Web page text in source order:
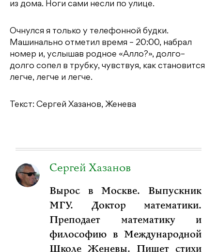
из дома. Ноги сами несли по улице.
Очнулся я только у телефонной будки.
Машинально отметил время – 20:00, набрал
номер и, услышав родное «Алло?», долго–
долго сопел в трубку, чувствуя, как становится
легче, легче и легче.
Текст: Сергей Хазанов, Женева
Сергей Хазанов
Вырос в Москве. Выпускник
МГУ. Доктор математики.
Преподает математику и
философию в Международной
Школе Женевы. Пишет стихи